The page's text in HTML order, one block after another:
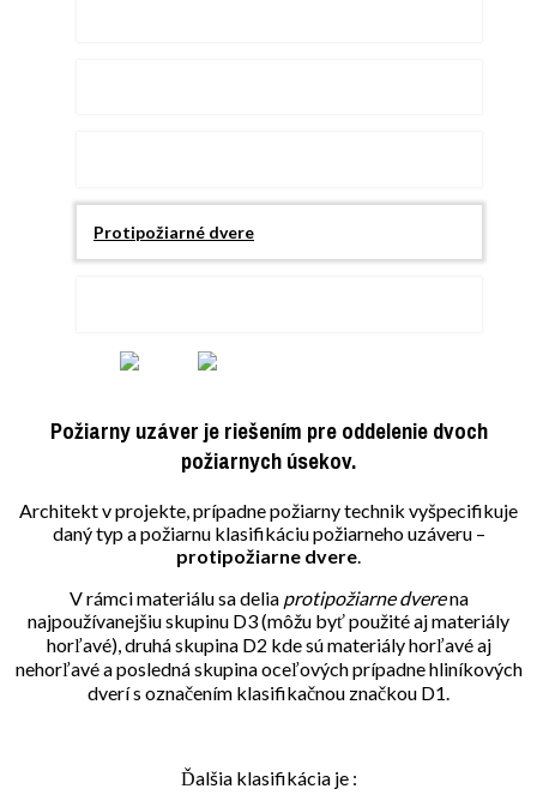
Protipožiarné dvere
Požiarny uzáver je riešením pre oddelenie dvoch
požiarnych úsekov.
Architekt v projekte, prípadne požiarny technik vyšpecifikuje
daný typ a požiarnu klasifikáciu požiarneho uzáveru –
protipožiarne dvere
V rámci materiálu sa delia protipožiarne dverena
najpoužívanejšiu skupinu D3 (môžu byť použité aj materiály
horľavé), druhá skupina D2 kde sú materiály horľavé aj
nehorľavé a posledná skupina oceľových prípadne hliníkových
dverí s označením klasifikačnou značkou D1.
Ďalšia klasifikácia je :